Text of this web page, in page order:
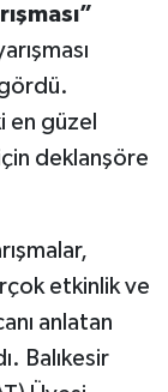
en güzel
deklanşöre
etkinlik ve
anlatan
Balıkesir